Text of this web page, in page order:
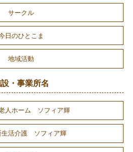
サークル
日のひとこま
地域活動
・事業所名
人ホーム ソフィア輝
生活介護 ソフィア輝